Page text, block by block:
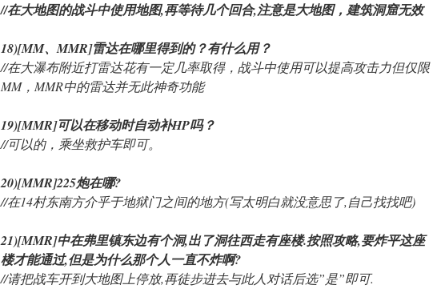
//在大地图的战斗中使用地图,再等待几个回合,注意是大地图，建筑洞窟无效
18)[MM、MMR]雷达在哪里得到的？有什么用？
//在大瀑布附近打雷达花有一定几率取得，战斗中使用可以提高攻击力但仅限
MM，MMR中的雷达并无此神奇功能
19)[MMR]可以在移动时自动补HP吗？
//可以的，乘坐救护车即可。
20)[MMR]225炮在哪?
//在14村东南方介乎于地狱门之间的地方(写太明白就没意思了,自己找找吧)
21)[MMR]中在弗里镇东边有个洞,出了洞往西走有座楼.按照攻略,要炸平这座
楼才能通过,但是为什么那个人一直不炸啊?
//请把战车开到大地图上停放,再徒步进去与此人对话后选”是”即可.